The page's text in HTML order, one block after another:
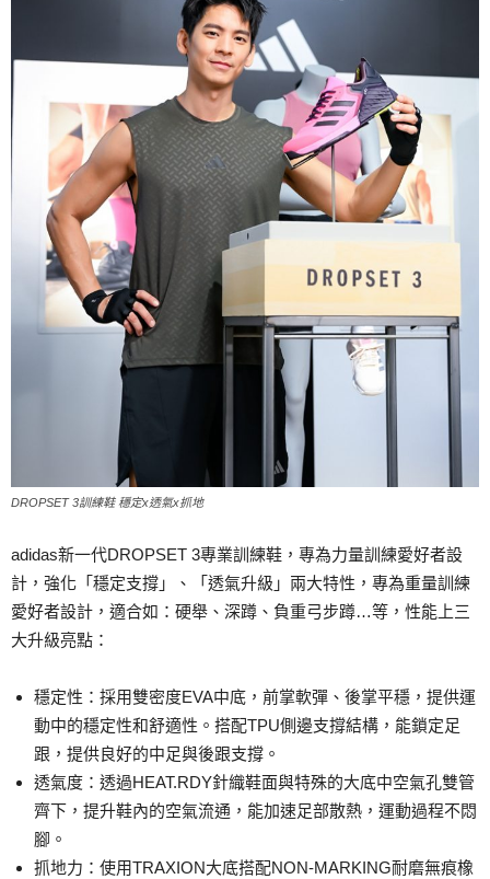
DROPSET 3訓練鞋 穩定x透氣x抓地
adidas新一代DROPSET 3專業訓練鞋，專為力量訓練愛好者設
計，強化「穩定支撐」、「透氣升級」兩大特性，專為重量訓練
愛好者設計，適合如：硬舉、深蹲、負重弓步蹲…等，性能上三
大升級亮點：
穩定性：採用雙密度EVA中底，前掌軟彈、後掌平穩，提供運
動中的穩定性和舒適性。搭配TPU側邊支撐結構，能鎖定足
跟，提供良好的中足與後跟支撐。
透氣度：透過HEAT.RDY針織鞋面與特殊的大底中空氣孔雙管
齊下，提升鞋內的空氣流通，能加速足部散熱，運動過程不悶
腳。
抓地力：使用TRAXION大底搭配NON-MARKING耐磨無痕橡